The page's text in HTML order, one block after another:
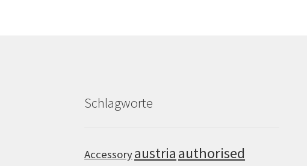
Schlagworte
Accessoryaustria authorised